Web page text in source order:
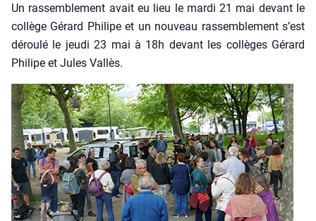
Un ras­sem­ble­ment avait eu lieu le mar­di 21 mai devant le
col­lège Gérard Phi­lipe et un nou­veau ras­sem­ble­ment s’est
dérou­lé le jeu­di 23 mai à 18h devant les col­lèges Gérard
Phi­lipe et Jules Val­lès.